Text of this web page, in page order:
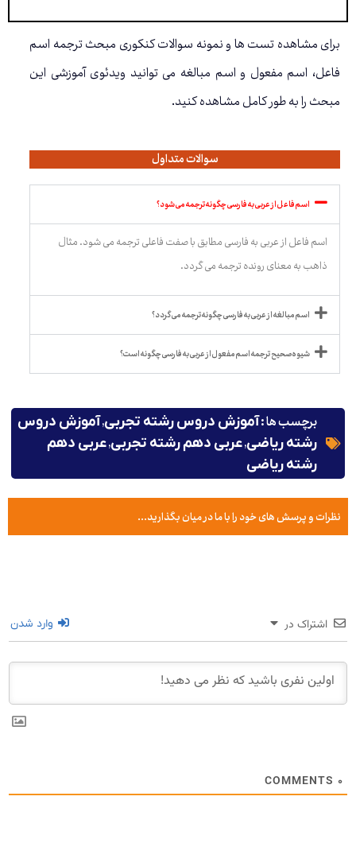
برای مشاهده تست ها و نمونه سوالات کنکوری مبحث ترجمه اسم
فاعل، اسم مفعول و اسم مبالغه می توانید ویدئوی آموزشی این
مبحث را به طور کامل مشاهده کنید.
سوالات متداول
اسم فاعل از عربی به فارسی چگونه ترجمه می شود؟
اسم فاعل از عربی به فارسی مطابق با صفت فاعلی ترجمه می شود. مثال
ذاهب به معنای رونده ترجمه می گردد.
اسم مبالغه از عربی به فارسی چگونه ترجمه می گردد؟
شیوه صحیح ترجمه اسم مفعول از عربی به فارسی چگونه است؟
برچسب ها :آموزش دروس رشته تجربی,آموزش دروس
رشته ریاضی,عربی دهم رشته تجربی,عربی دهم
رشته ریاضی
نظرات و پرسش های خود را با ما در میان بگذارید...
اشتراک در وارد شدن
۰